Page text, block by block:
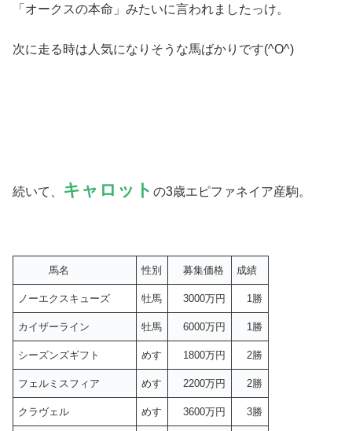
「オークスの本命」みたいに言われましたっけ。
次に走る時は人気になりそうな馬ばかりです(^O^)
続いて、 キャロット の3歳エピファネイア産駒。
馬名 性別 募集価格 成績
ノーエクスキューズ 牡馬 3000万円 1勝
カイザーライン 牡馬 6000万円 1勝
シーズンズギフト めす 1800万円 2勝
フェルミスフィア めす 2200万円 2勝
クラヴェル めす 3600万円 3勝